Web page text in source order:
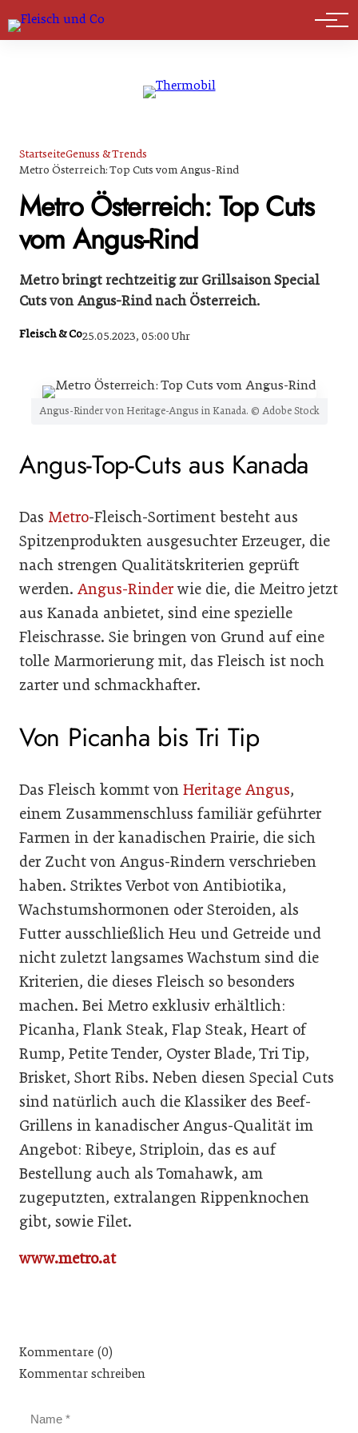
Marktführer
StartseiteGenuss & Trends
Metro Österreich: Top Cuts vom Angus-Rind
Metro Österreich: Top Cuts
vom Angus-Rind
Metro bringt rechtzeitig zur Grillsaison Special
Cuts von Angus-Rind nach Österreich.
Fleisch & Co25.05.2023, 05:00 Uhr
Angus-Rinder von Heritage-Angus in Kanada. © Adobe Stock
Angus-Top-Cuts aus Kanada
Das Metro-Fleisch-Sortiment besteht aus
Spitzenprodukten ausgesuchter Erzeuger, die
nach strengen Qualitätskriterien geprüft
werden. Angus-Rinderwie die, die Meitro jetzt
aus Kanada anbietet, sind eine spezielle
Fleischrasse. Sie bringen von Grund auf eine
tolle Marmorierung mit, das Fleisch ist noch
zarter und schmackhafter.
Von Picanha bis Tri Tip
Das Fleisch kommt von Heritage Angus,
einem Zusammenschluss familiär geführter
Farmen in der kanadischen Prairie, die sich
der Zucht von Angus-Rindern verschrieben
haben. Striktes Verbot von Antibiotika,
Wachstumshormonen oder Steroiden, als
Futter ausschließlich Heu und Getreide und
nicht zuletzt langsames Wachstum sind die
Kriterien, die dieses Fleisch so besonders
machen. Bei Metro exklusiv erhältlich:
Picanha, Flank Steak, Flap Steak, Heart of
Rump, Petite Tender, Oyster Blade, Tri Tip,
Brisket, Short Ribs. Neben diesen Special Cuts
sind natürlich auch die Klassiker des Beef-
Grillens in kanadischer Angus-Qualität im
Angebot: Ribeye, Striploin, das es auf
Bestellung auch als Tomahawk, am
zugeputzten, extralangen Rippenknochen
gibt, sowie Filet.
www.metro.at
Kommentare (0)
Kommentar schreiben